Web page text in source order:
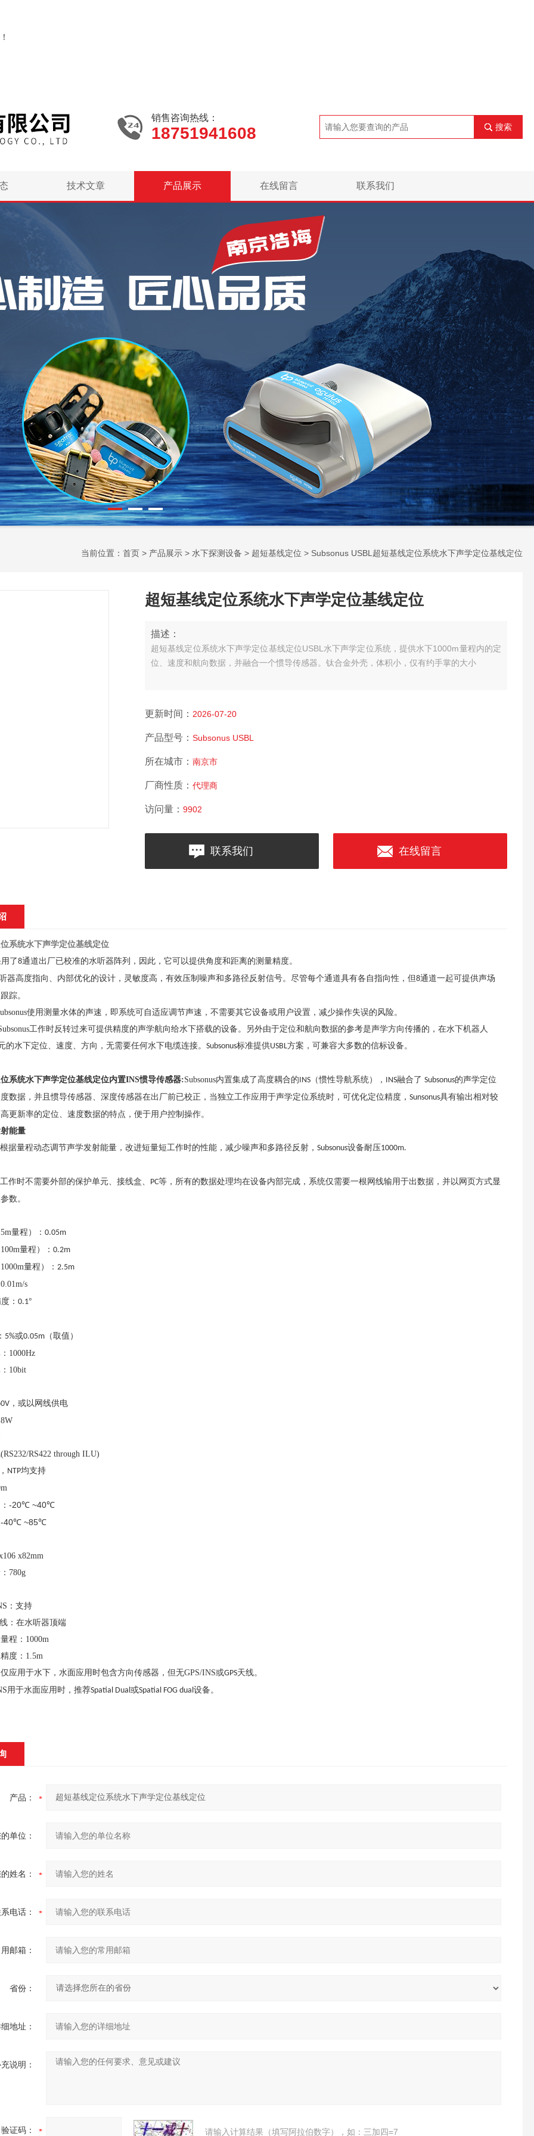
销售咨询热线：
18751941608 搜索
技术文章 产品展示 在线留言 联系我们
当前位置： 首页 > 产品展示 > 水下探测设备 > 超短基线定位 > Subsonus USBL超短基线定位系统水下声学定位基线定位
超短基线定位系统水下声学定位基线定位
描述：
超短基线定位系统水下声学定位基线定位USBL水下声学定位系统，提供水下1000m量程内的定
位、速度和航向数据，并融合一个惯导传感器。钛合金外壳，体积小，仅有约手掌的大小
更新时间： 2026-07-20
产品型号： Subsonus USBL
所在城市： 南京市
厂商性质： 代理商
访问量： 9902
联系我们 在线留言
系统水下声学定位基线定位
了8通道出厂已校准的水听器阵列，因此，它可以提供角度和距离的测量精度。
器高度指向、内部优化的设计，灵敏度高，有效压制噪声和多路径反射信号。尽管每个通道具有各自指向性，但8通道一起可提供声场
踪。
ubsonus使用测量水体的声速，即系统可自适应调节声速，不需要其它设备或用户设置，减少操作失误的风险。
工作时反转过来可提供精度的声学航向给水下搭载的设备。另外由于定位和航向数据的参考是声学方向传播的，在水下机器人
的水下定位、速度、方向，无需要任何水下电缆连接。 Subsonus标准提供USBL方案，可兼容大多数的信标设备。
系统水下声学定位基线定位内置INS惯导传感器:Subsonus内置集成了高度耦合的INS （惯性导航系统）， INS融合了 Subsonus的声学定位
数据，并且惯导传感器、深度传感器在出厂前已校正，当独立工作应用于声学定位系统时，可优化定位精度， Sunsonus具有输出相对较
更新率的定位、速度数据的特点，便于用户控制操作。
能量
根据量程动态调节声学发射能量，改进短量短工作时的性能，减少噪声和多路径反射， Subsonus设备耐压1000m.
工作时不需要外部的保护单元、接线盒、 PC等，所有的数据处理均在设备内部完成，系统仅需要一根网线输用于出数据，并以网页方式显
数。
5m量程）： 0.05m
100m量程）： 0.2m
1000m量程）： 2.5m
0.01m/s
： 0.1°
5%或0.05m （取值）
1000Hz
10bit
，或以网线供电
8W
(RS232/RS422 through ILU)
NTP均支持
： -20℃ ~40℃
-40℃ ~85℃
x82mm
780g
：支持
：在水听器顶端
程： 1000m
度： 1.5m
应用于水下，水面应用时包含方向传感器，但无GPS/INS或GPS天线。
用于水面应用时，推荐Spatial Dual或Spatial FOG dual设备。
产品：
单位：
姓名：
电话：
邮箱：
省份：
地址：
说明：
验证码： 请输入计算结果（填写阿拉伯数字），如：三加四=7